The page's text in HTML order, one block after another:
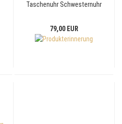
Taschenuhr Schwesternuhr
79,00 EUR